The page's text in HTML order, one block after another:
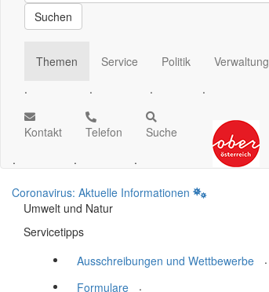
Suchen
Themen
.
Service
.
Politik
.
Verwaltung
.
Kontakt
.
Telefon
.
Suche
.
Coronavirus: Aktuelle Informationen
Umwelt und Natur
Servicetipps
Ausschreibungen und Wettbewerbe
.
Formulare
.